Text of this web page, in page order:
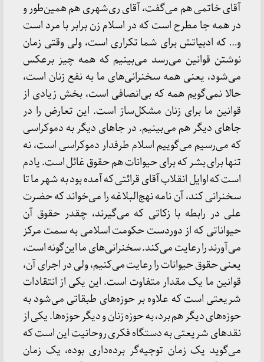
آقای خاتمی هم می‌گفت، آقای ری‌شهری هم همین‌طور و
در همه جا مطرح است که در اسلام زن برابر با مرد است
و… که ادبیاتش برای شما تکراری است، ولی وقتی زمان
نوشتن قوانین می‌رسد می‌بینیم که همه چیز برعکس
می‌شود، یعنی همه سخنرانی‌های ما به نفع زنان است،
حالا نمی‌گویم همه که بی‌انصافی است، بخش زیادی از
قوانین ما برای زنان مشکل‌ساز است. این تعارض را در
جاهای دیگر هم می‌بینیم. در جاهای دیگر به دموکراسی
که می‌رسیم می‌گوییم اسلام طرفدار دموکراسی است، نه
تنها برای بشر که برای حیوانات هم حقوق غائل است. یادم
است که اوایل انقلاب آقای قرائتی که آمده بود به شهر ما تا
سخنرانی کند، آن نامه نهج‌البلاغه را می‌خواند که حضرت
علی در رابطه با زکاتی که می‌گیرند، چقدر حقوق آن
حیواناتی که از دوردست حکومت اسلامی به سمت مرکز
می‌آورند را رعایت می‌کند. سخنرانی‌های ما این‌گونه است،
یعنی حقوق حیوانات را رعایت می‌کنیم، ولی در اجرای آن،
قوانین ما یک مقدار متفاوت است. این یکی از انتقادات
شریعتی است که علاوه بر حوزه‌های طبقاتی می‌شود به
حوزه‌های دیگر هم برد، به حوزه زنان و دیگر حوزه‌ها. یکی از
نقدهای شریعتی به دستگاه فکری روحانیت این است که
می‌گوید یک زمان توجیه‌گر برده‌داری بوده، یک زمان